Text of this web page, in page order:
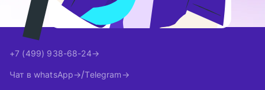
+7 (499) 938-68-24
Чат в whatsApp Telegram